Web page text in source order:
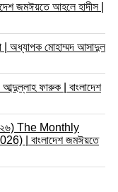
জমঈয়তে আহলে হাদীস |
| অধ্যাপক মোহাম্মদ আসাদুল
ফারুক | বাংলাদেশ
২০২৬) The Monthly
| বাংলাদেশ জমঈয়তে